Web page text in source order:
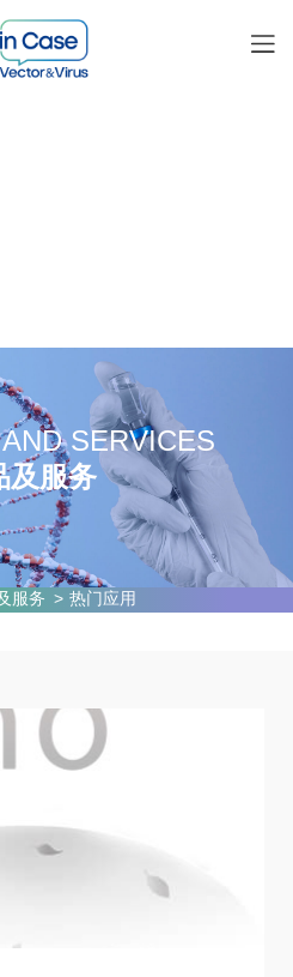
SERVICES
及服务
服务 热门应用